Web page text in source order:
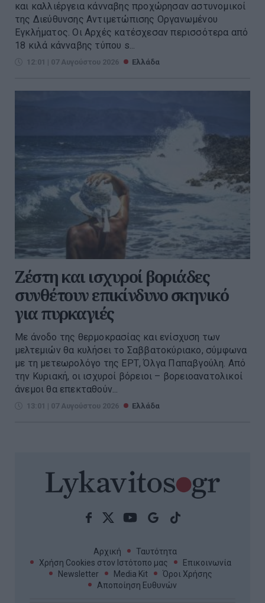
και καλλιέργεια κάνναβης προχώρησαν αστυνομικοί
της Διεύθυνσης Αντιμετώπισης Οργανωμένου
Εγκλήματος. Οι Αρχές κατέσχεσαν περισσότερα από
18 κιλά κάνναβης τύπου s...
12:01 | 07 Αυγούστου 2026 Ελλάδα
Ζέστη και ισχυροί βοριάδες
συνθέτουν επικίνδυνο σκηνικό
για πυρκαγιές
Με άνοδο της θερμοκρασίας και ενίσχυση των
μελτεμιών θα κυλήσει το Σαββατοκύριακο, σύμφωνα
με τη μετεωρολόγο της ΕΡΤ, Όλγα Παπαβγούλη. Από
την Κυριακή, οι ισχυροί βόρειοι – βορειοανατολικοί
άνεμοι θα επεκταθούν...
13:01 | 07 Αυγούστου 2026 Ελλάδα
Αρχική
Ταυτότητα
Χρήση Cookies στον Ιστότοπο μας
Επικοινωνία
Newsletter
Media Kit
Όροι Χρήσης
Αποποίηση Ευθυνών